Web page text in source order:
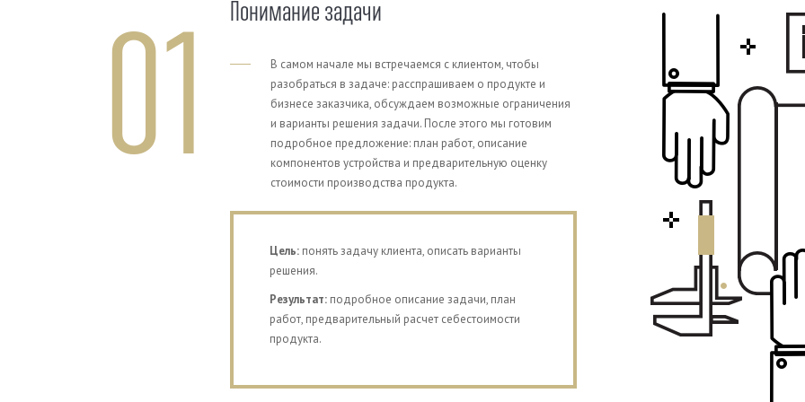
01
Понимание задачи
В самом начале мы встречаемся с клиентом, чтобы
разобраться в задаче: расспрашиваем о продукте и
бизнесе заказчика, обсуждаем возможные ограничения
и варианты решения задачи. После этого мы готовим
подробное предложение: план работ, описание
компонентов устройства и предварительную оценку
стоимости производства продукта.
Цель:понять задачу клиента, описать варианты
решения.
Результат:подробное описание задачи, план
работ, предварительный расчет себестоимости
продукта.